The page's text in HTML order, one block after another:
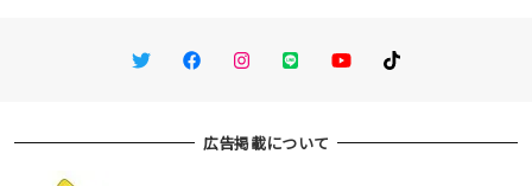
TwitterFacebookInstagram
LINE You TubeTikTok
広告掲載について